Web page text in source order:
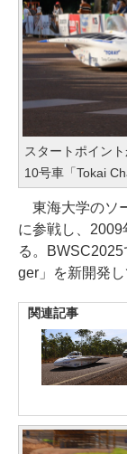
スタートポイン
10号車「Tokai
東海大学のソ
に参戦し、
る。
ger」を新開発
関連記事